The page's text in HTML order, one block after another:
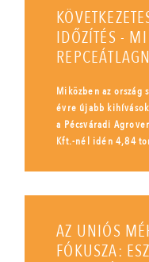
IDŐZÍTÉS -
Miközben az ország
évre újabb
a Pécsváradi
Kft.-nél idén 4,84
AZ UNIÓS
FÓKUSZA: